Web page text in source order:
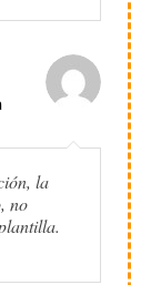
la
no